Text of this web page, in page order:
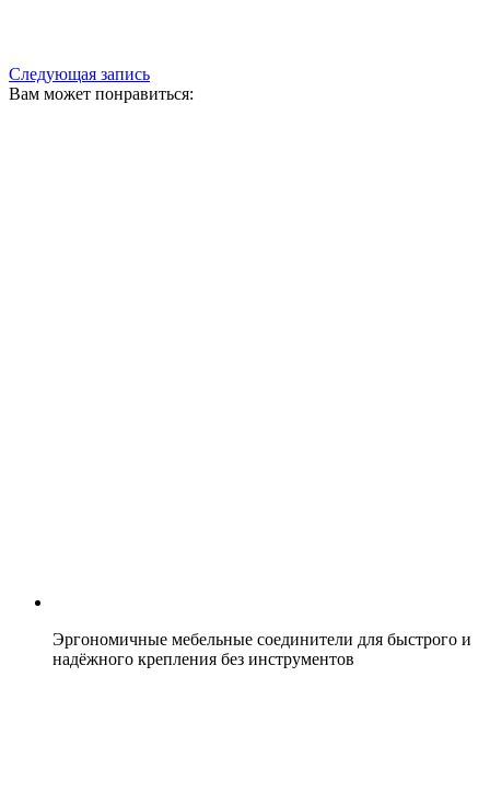
Следующая запись
Вам может понравиться:
Эргономичные мебельные соединители для быстрого и
надёжного крепления без инструментов